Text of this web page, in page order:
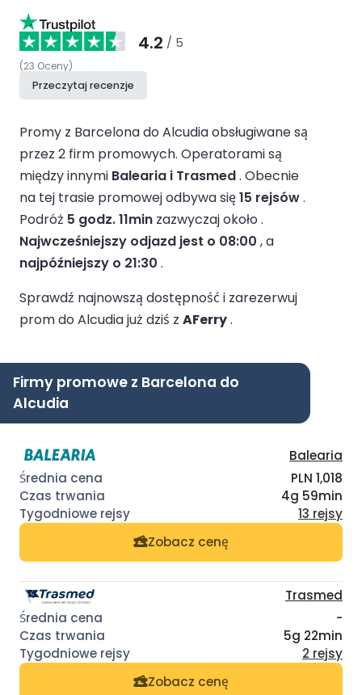
4.2 / 5
(23 Oceny)
Przeczytaj recenzje
Promy z Barcelona do Alcudia obsługiwane są
przez 2 firm promowych. Operatorami są
między innymi Balearia i Trasmed. Obecnie
na tej trasie promowej odbywa się15 rejsów.
Podróż 5 godz. 11min zazwyczaj około .
Najwcześniejszy odjazd jest o 08:00 , a
najpóźniejszy o 21:30 .
Sprawdź najnowszą dostępność i zarezerwuj
prom do Alcudia już dziś z AFerry.
Firmy promowe z Barcelona do
Alcudia
Balearia
PLN 1,018
4g 59min
13 rejsy
Zobacz cenę
Trasmed
-
5g 22min
2 rejsy
Zobacz cenę